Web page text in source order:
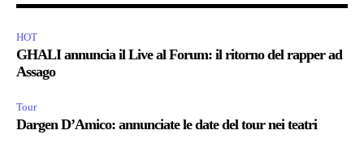
HOT
GHALI annuncia il Live al Forum: il ritorno del rapper ad
Assago
Tour
Dargen D’Amico: annunciate le date del tour nei teatri